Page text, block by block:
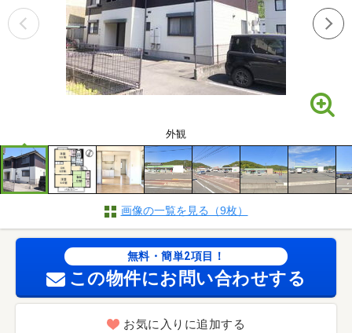
外観
画像の一覧を見る（9枚）
無料・簡単2項目！
この物件にお問い合わせする
お気に入りに追加する